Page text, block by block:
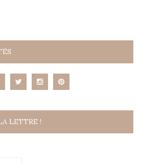
LETTRE !